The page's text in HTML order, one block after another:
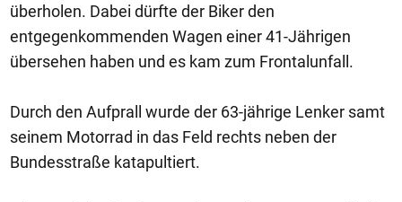
überholen. Dabei dürfte der Biker den
entgegenkommenden Wagen einer 41-Jährigen
übersehen haben und es kam zum Frontalunfall.
Durch den Aufprall wurde der 63-jährige Lenker samt
seinem Motorrad in das Feld rechts neben der
Bundesstraße katapultiert.